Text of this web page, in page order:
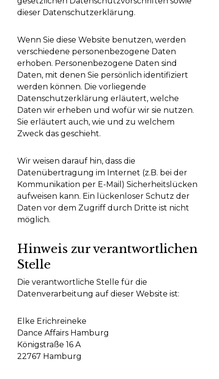
dieser Datenschutzerklärung.
Wenn Sie diese Website benutzen, werden
verschiedene personenbezogene Daten
erhoben. Personenbezogene Daten sind
Daten, mit denen Sie persönlich identifiziert
werden können. Die vorliegende
Datenschutzerklärung erläutert, welche
Daten wir erheben und wofür wir sie nutzen.
Sie erläutert auch, wie und zu welchem
Zweck das geschieht.
Wir weisen darauf hin, dass die
Datenübertragung im Internet (z.B. bei der
Kommunikation per E-Mail) Sicherheitslücken
aufweisen kann. Ein lückenloser Schutz der
Daten vor dem Zugriff durch Dritte ist nicht
möglich.
Hinweis zur verantwortlichen
Stelle
Die verantwortliche Stelle für die
Datenverarbeitung auf dieser Website ist:
Elke Erichreineke
Dance Affairs Hamburg
Königstraße 16 A
22767 Hamburg